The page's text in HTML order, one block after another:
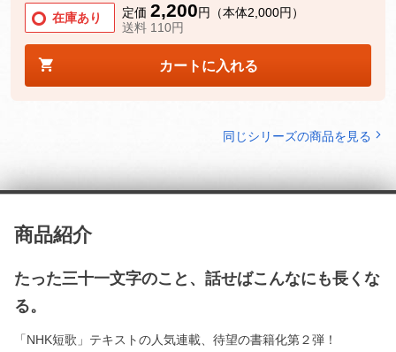
在庫あり 定価 2,200円（本体2,000円）
送料 110円
カートに入れる
同じシリーズの商品を見る
商品紹介
たった三十一文字のこと、話せばこんなにも長くな
る。
「NHK短歌」テキストの人気連載、待望の書籍化第２弾！